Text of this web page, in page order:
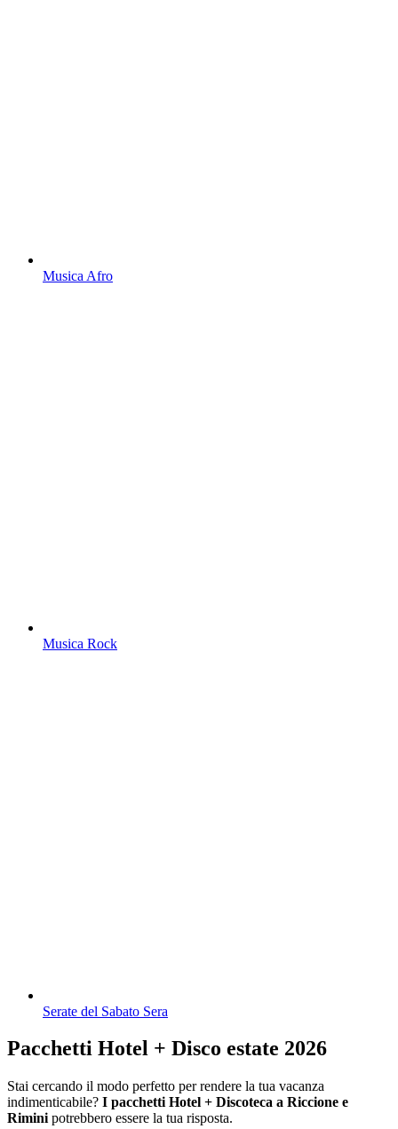
Musica Afro
Musica Rock
Serate del Sabato Sera
Pacchetti Hotel + Disco estate 2026
Stai cercando il modo perfetto per rendere la tua vacanza
indimenticabile? I pacchetti Hotel + Discoteca a Riccione e
Rimini potrebbero essere la tua risposta.